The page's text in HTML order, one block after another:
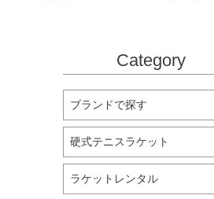
Category
ブランドで探す
硬式テニスラケット
ラケットレンタル